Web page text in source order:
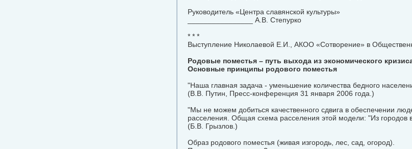
Руководитель «Центра славянской культуры»
________________ А.В. Степурко
* * *
Выступление Николаевой Е.И., АКОО «Сотворение» в
Родовые поместья – путь выхода из экономического
Основные принципы родового поместья
"Наша главная задача - уменьшение количества бедного
(В.В. Путин, Пресс-конференция 31 января 2006 года.)
"Мы не можем добиться качественного сдвига в обеспечении
расселения. Общая схема расселения этой модели: "Из городов
(Б.В. Грызлов.)
Образ родового поместья (живая изгородь, лес, сад, огород).